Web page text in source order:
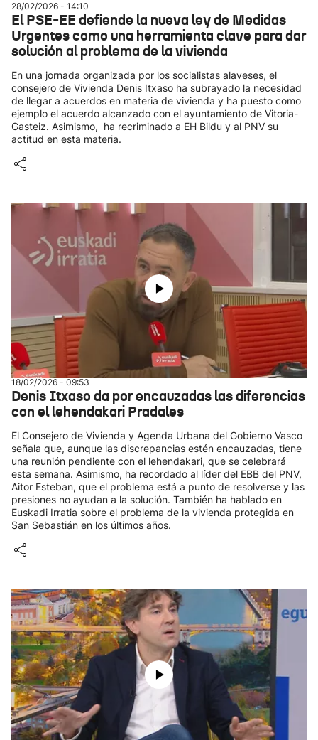
28/02/2026 - 14:10
El PSE-EE defiende la nueva ley de Medidas
Urgentes como una herramienta clave para dar
solución al problema de la vivienda
En una jornada organizada por los socialistas alaveses, el
consejero de Vivienda Denis Itxaso ha subrayado la necesidad
de llegar a acuerdos en materia de vivienda y ha puesto como
ejemplo el acuerdo alcanzado con el ayuntamiento de Vitoria-
Gasteiz. Asimismo, ha recriminado a EH Bildu y al PNV su
actitud en esta materia.
18/02/2026 - 09:53
Denis Itxaso da por encauzadas las diferencias
con el lehendakari Pradales
El Consejero de Vivienda y Agenda Urbana del Gobierno Vasco
señala que, aunque las discrepancias estén encauzadas, tiene
una reunión pendiente con el lehendakari, que se celebrará
esta semana. Asimismo, ha recordado al líder del EBB del PNV,
Aitor Esteban, que el problema está a punto de resolverse y las
presiones no ayudan a la solución. También ha hablado en
Euskadi Irratia sobre el problema de la vivienda protegida en
San Sebastián en los últimos años.